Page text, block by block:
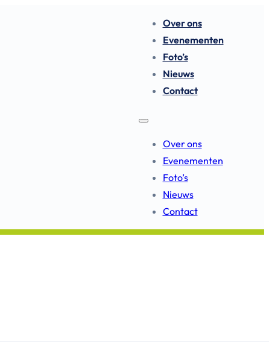
Over ons
Evenementen
Foto’s
Nieuws
Contact
Over ons
Evenementen
Foto’s
Nieuws
Contact